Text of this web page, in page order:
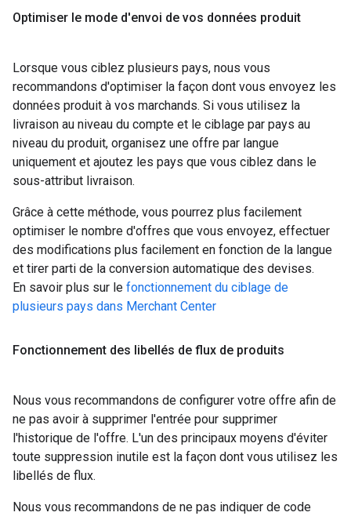
Optimiser le mode d'envoi de vos données produit
Lorsque vous ciblez plusieurs pays, nous vous
recommandons d'optimiser la façon dont vous envoyez les
données produit à vos marchands. Si vous utilisez la
livraison au niveau du compte et le ciblage par pays au
niveau du produit, organisez une offre par langue
uniquement et ajoutez les pays que vous ciblez dans le
sous-attribut livraison.
Grâce à cette méthode, vous pourrez plus facilement
optimiser le nombre d'offres que vous envoyez, effectuer
des modifications plus facilement en fonction de la langue
et tirer parti de la conversion automatique des devises.
En savoir plus sur le fonctionnement du ciblage de
plusieurs pays dans Merchant Center
Fonctionnement des libellés de flux de produits
Nous vous recommandons de configurer votre offre afin de
ne pas avoir à supprimer l'entrée pour supprimer
l'historique de l'offre. L'un des principaux moyens d'éviter
toute suppression inutile est la façon dont vous utilisez les
libellés de flux.
Nous vous recommandons de ne pas indiquer de code